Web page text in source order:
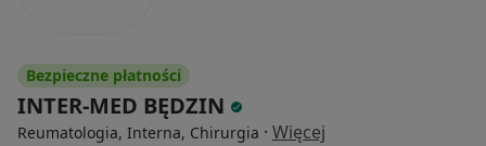
Bezpieczne płatności
INTER-MED BĘDZIN
Reumatologia, Interna, Chirurgia · Więcej